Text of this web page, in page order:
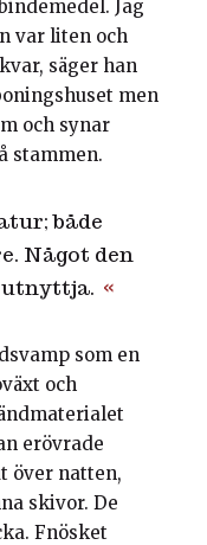
Jag
var liten och
säger han
men
och synar
stammen.
både
Något den
utnyttja.
som en
och
erövrade
över natten,
skivor. De
Fnösket